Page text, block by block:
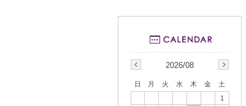
2026/08
日 月 火 水 木 金
土
1